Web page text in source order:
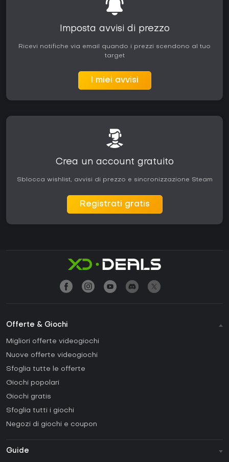
Imposta avvisi di prezzo
Ricevi notifiche via email quando i prezzi scendono al tuo
target
I miei avvisi
Crea un account gratuito
Sblocca wishlist, avvisi di prezzo e sincronizzazione Steam
Registrati gratis
Offerte & Giochi
Migliori offerte videogiochi
Nuove offerte videogiochi
Sfoglia tutte le offerte
Giochi popolari
Giochi gratis
Sfoglia tutti i giochi
Negozi di giochi e coupon
Guide